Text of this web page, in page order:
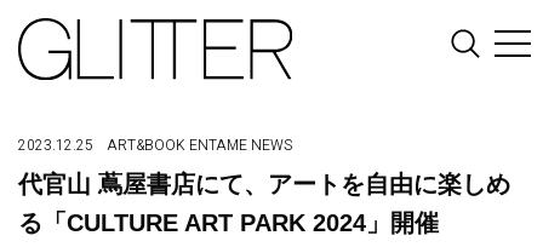
2023.12.25 ART&BOOK ENTAME NEWS
代官山 蔦屋書店にて、アートを自由に楽しめ
る「CULTURE ART PARK 2024」開催